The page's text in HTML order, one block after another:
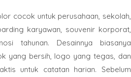
cocok untuk perusahaan, sekolah,
karyawan, souvenir korporat,
tahunan. Desainnya biasanya
yang bersih, logo yang tegas, dan
untuk catatan harian. Sebelum